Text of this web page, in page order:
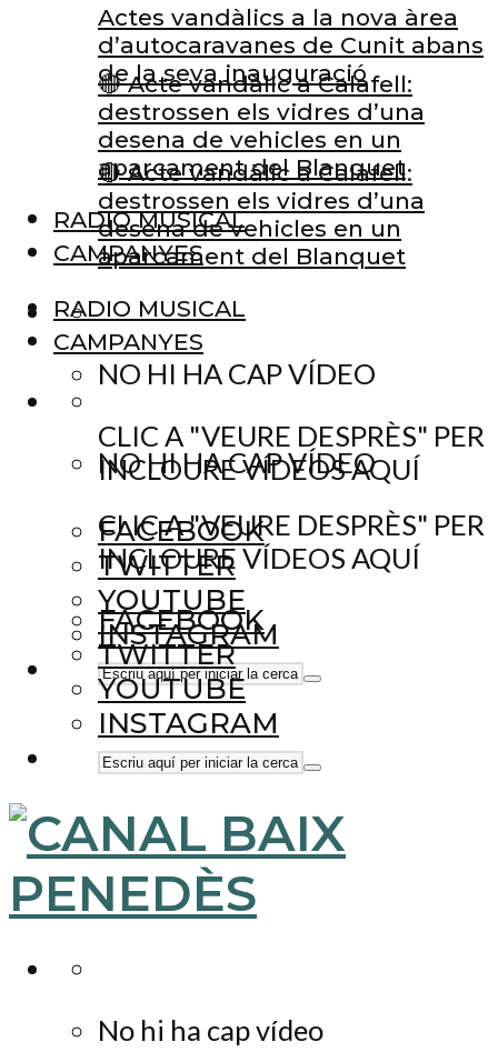
🔴 Acte vandàlic a Calafell:
destrossen els vidres d’una
desena de vehicles en un
aparcament del Blanquet
RADIO MUSICAL
CAMPANYES
NO HI HA CAP VÍDEO
CLIC A "VEURE DESPRÈS" PER
INCLOURE VÍDEOS AQUÍ
FACEBOOK
TWITTER
YOUTUBE
INSTAGRAM
Actes vandàlics a la nova àrea
d’autocaravanes de Cunit abans
de la seva inauguració
🔴 Acte vandàlic a Calafell:
destrossen els vidres d’una
desena de vehicles en un
aparcament del Blanquet
RADIO MUSICAL
CAMPANYES
NO HI HA CAP VÍDEO
CLIC A "VEURE DESPRÈS" PER
INCLOURE VÍDEOS AQUÍ
FACEBOOK
TWITTER
YOUTUBE
INSTAGRAM
No hi ha cap vídeo